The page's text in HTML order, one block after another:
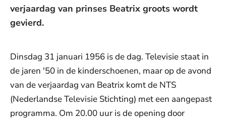
verjaardag van prinses Beatrix groots wordt
gevierd.
Dinsdag 31 januari 1956 is de dag. Televisie staat in
de jaren '50 in de kinderschoenen, maar op de avond
van de verjaardag van Beatrix komt de NTS
(Nederlandse Televisie Stichting) met een aangepast
programma. Om 20.00 uur is de opening door